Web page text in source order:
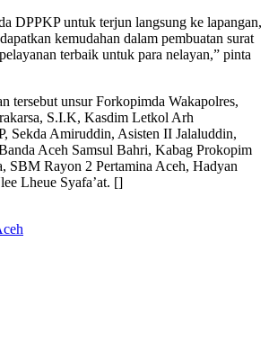
DPPKP untuk terjun langsung ke lapangan,
kemudahan dalam pembuatan surat
terbaik untuk para nelayan,” pinta
tersebut unsur Forkopimda Wakapolres,
S.I.K, Kasdim Letkol Arh
Sekda Amiruddin, Asisten II Jalaluddin,
Aceh Samsul Bahri, Kabag Prokopim
SBM Rayon 2 Pertamina Aceh, Hadyan
Lheue Syafa’at. []